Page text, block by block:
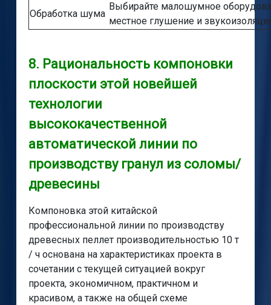
Обработка шума
Выбирайте малошумное
местное глушение и
8. Рациональность компоновки
плоскости этой новейшей
технологии
высококачественной
автоматической линии по
производству гранул из соломы/
древесины
Компоновка этой китайской
профессиональной линии по производству
древесных пеллет производительностью 10 т
/ ч основана на характеристиках проекта в
сочетании с текущей ситуацией вокруг
проекта, экономичном, практичном и
красивом, а также на общей схеме